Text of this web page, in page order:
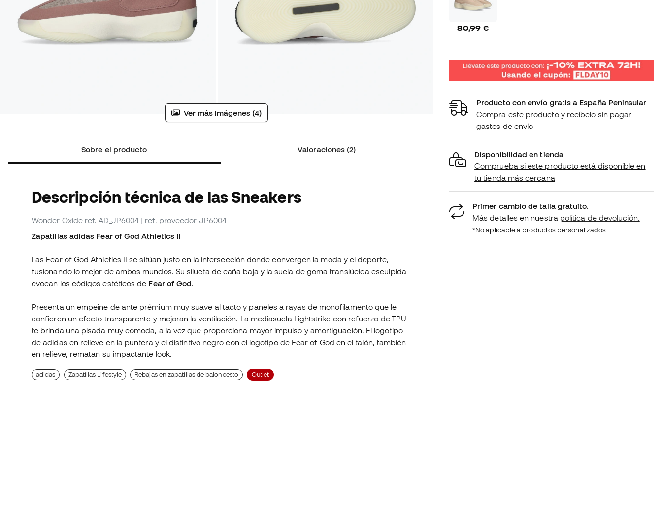
Ver más imágenes (4)
Sobre el producto Valoraciones (2)
Descripción técnica de las Sneakers
Wonder Oxide ref. AD_JP6004 | ref. proveedor JP6004
Zapatillas adidas Fear of God Athletics II
Las Fear of God Athletics II se sitúan justo en la intersección donde convergen la moda y el deporte,
fusionando lo mejor de ambos mundos. Su silueta de caña baja y la suela de goma translúcida esculpida
evocan los códigos estéticos de Fear of God.
Presenta un empeine de ante prémium muy suave al tacto y paneles a rayas de monofilamento que le
confieren un efecto transparente y mejoran la ventilación. La mediasuela Lightstrike con refuerzo de TPU
te brinda una pisada muy cómoda, a la vez que proporciona mayor impulso y amortiguación. El logotipo
de adidas en relieve en la puntera y el distintivo negro con el logotipo de Fear of God en el talón, también
en relieve, rematan su impactante look.
adidas Zapatillas Lifestyle Rebajas en zapatillas de baloncesto Outlet
80,99 €
Producto con envío gratis a España Peninsular
Compra este producto y recíbelo sin pagar
gastos de envío
Disponibilidad en tienda
Comprueba si este producto está disponible en
tu tienda más cercana
Primer cambio de talla gratuito.
Más detalles en nuestra política de devolución.
*No aplicable a productos personalizados.